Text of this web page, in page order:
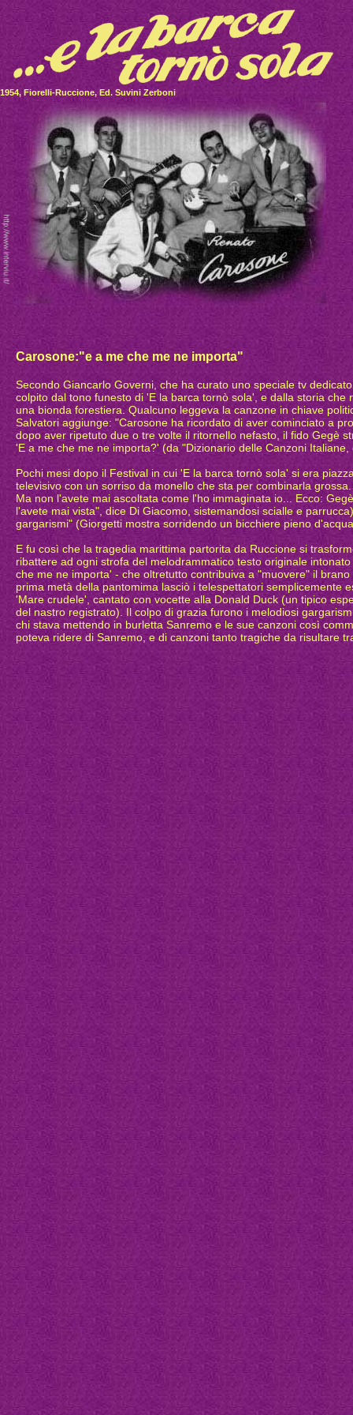
1954, Fiorelli-Ruccione, Ed. Suvini Zerboni
Carosone:"e a me che me ne importa"
Secondo Giancarlo Governi, che ha curato uno speciale tv
colpito dal tono funesto di 'E la barca tornò sola', e dalla storia
una bionda forestiera. Qualcuno leggeva la canzone in chiave
Salvatori aggiunge: "Carosone ha ricordato di aver cominciato a
dopo aver ripetuto due o tre volte il ritornello nefasto, il fido Gegè
'E a me che me ne importa?' (da "Dizionario delle Canzoni
Pochi mesi dopo il Festival in cui 'E la barca tornò sola' si era
televisivo con un sorriso da monello che sta per combinarla
Ma non l'avete mai ascoltata come l'ho immaginata io... Ecco:
l'avete mai vista", dice Di Giacomo, sistemandosi scialle e
gargarismi" (Giorgetti mostra sorridendo un bicchiere pieno
E fu così che la tragedia marittima partorita da Ruccione si
ribattere ad ogni strofa del melodrammatico testo originale
che me ne importa' - che oltretutto contribuiva a "muovere" il
prima metà della pantomima lasciò i telespettatori semplicemente
'Mare crudele', cantato con vocette alla Donald Duck (un tipico
del nastro registrato). Il colpo di grazia furono i melodiosi
chi stava mettendo in burletta Sanremo e le sue canzoni così
poteva ridere di Sanremo, e di canzoni tanto tragiche da risultare